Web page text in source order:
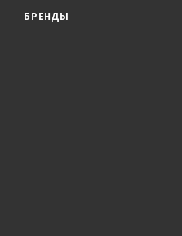
БРЕНДЫ